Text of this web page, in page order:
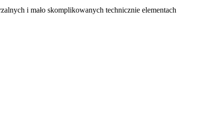
i mało skomplikowanych technicznie elementach